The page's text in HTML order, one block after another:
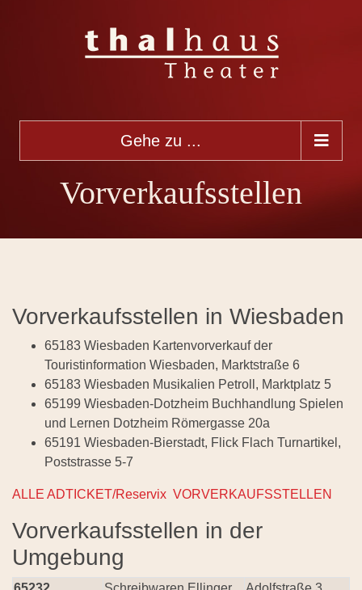
Gehe zu ...
Vorverkaufsstellen
Vorverkaufsstellen in Wiesbaden
65183 Wiesbaden Kartenvorverkauf der
Touristinformation Wiesbaden, Marktstraße 6
65183 Wiesbaden Musikalien Petroll, Marktplatz 5
65199 Wiesbaden-Dotzheim Buchhandlung Spielen
und Lernen Dotzheim Römergasse 20a
65191 Wiesbaden-Bierstadt, Flick Flach Turnartikel,
Poststrasse 5-7
ALLE ADTICKET/Reservix VORVERKAUFSSTELLEN
Vorverkaufsstellen in der
Umgebung